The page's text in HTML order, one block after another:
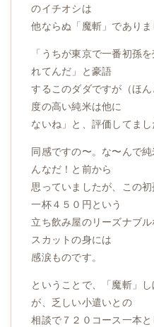
のイチオシは
他ならぬ「魔斬」でありま
「うちが東京で一番初孫
れてんだ」と豪語
するこのダダですが（ほ
度の高い純米は他に
ないね」と、評価してまし
同感ですの〜。な〜んで
んなだ！と前から
思っていましたが、この
一杯４５０円という
立ち飲み屋のリーズナブ
スカットの身には
感涙ものです。
ということで、「魔斬」
が、乏しい小遣いとの
相談で７２０コース一本